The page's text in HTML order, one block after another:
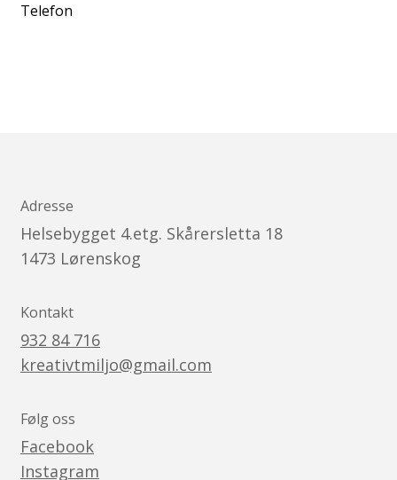
Telefon
Adresse
Helsebygget 4.etg. Skårersletta 18
1473 Lørenskog
Kontakt
932 84 716
kreativtmiljo@gmail.com
Følg oss
Facebook
Instagram